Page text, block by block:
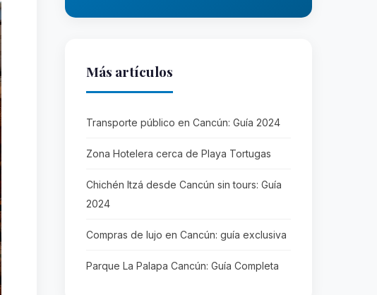
Más artículos
Transporte público en Cancún: Guía 2024
Zona Hotelera cerca de Playa Tortugas
Chichén Itzá desde Cancún sin tours: Guía
2024
Compras de lujo en Cancún: guía exclusiva
Parque La Palapa Cancún: Guía Completa